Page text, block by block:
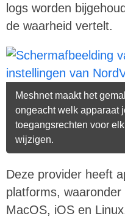
logs worden
de waarheid vertelt.
Meshnet maakt het
ongeacht welk apparaat
toegangsrechten voor
wijzigen.
Deze provider heeft
platforms, waaronder
MacOS, iOS en